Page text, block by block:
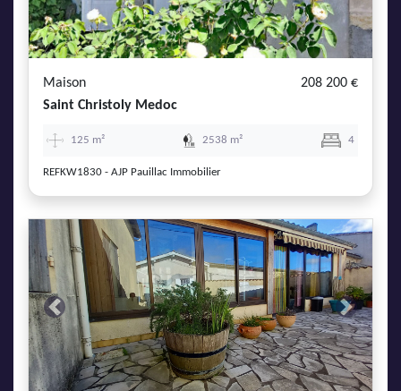
Maison
208 200 €
Saint Christoly Medoc
125 m² 2538 m² 4
REFKW1830 - AJP Pauillac Immobilier
Previous Next